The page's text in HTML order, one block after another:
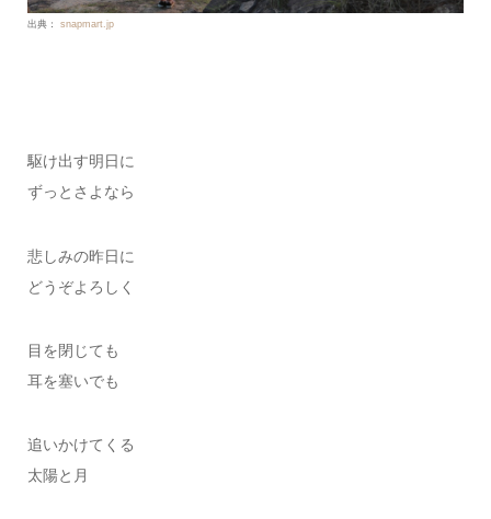
出典： snapmart.jp
駆け出す明日に
ずっとさよなら
悲しみの昨日に
どうぞよろしく
目を閉じても
耳を塞いでも
追いかけてくる
太陽と月